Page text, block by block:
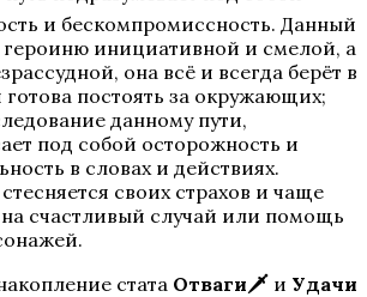
и бескомпромиссность. Данный
героиню инициативной и смелой, а
она всё и всегда берёт в
готова постоять за окружающих;
данному пути,
под собой осторожность и
в словах и действиях.
своих страхов и чаще
на счастливый случай или помощь
стата Отваги🗡️ и Удачи